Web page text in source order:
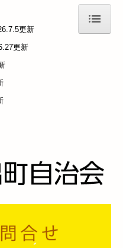
.5更新
.27更新